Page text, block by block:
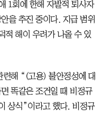
1회에 한해 자발적 퇴사자
을 추진 중이다. 지급 범위
적 해이 우려가 나올 수 있
련해 “(고용) 불안정성에 대
똑같은 조건일 때 비정규
상식”이라고 했다. 비정규